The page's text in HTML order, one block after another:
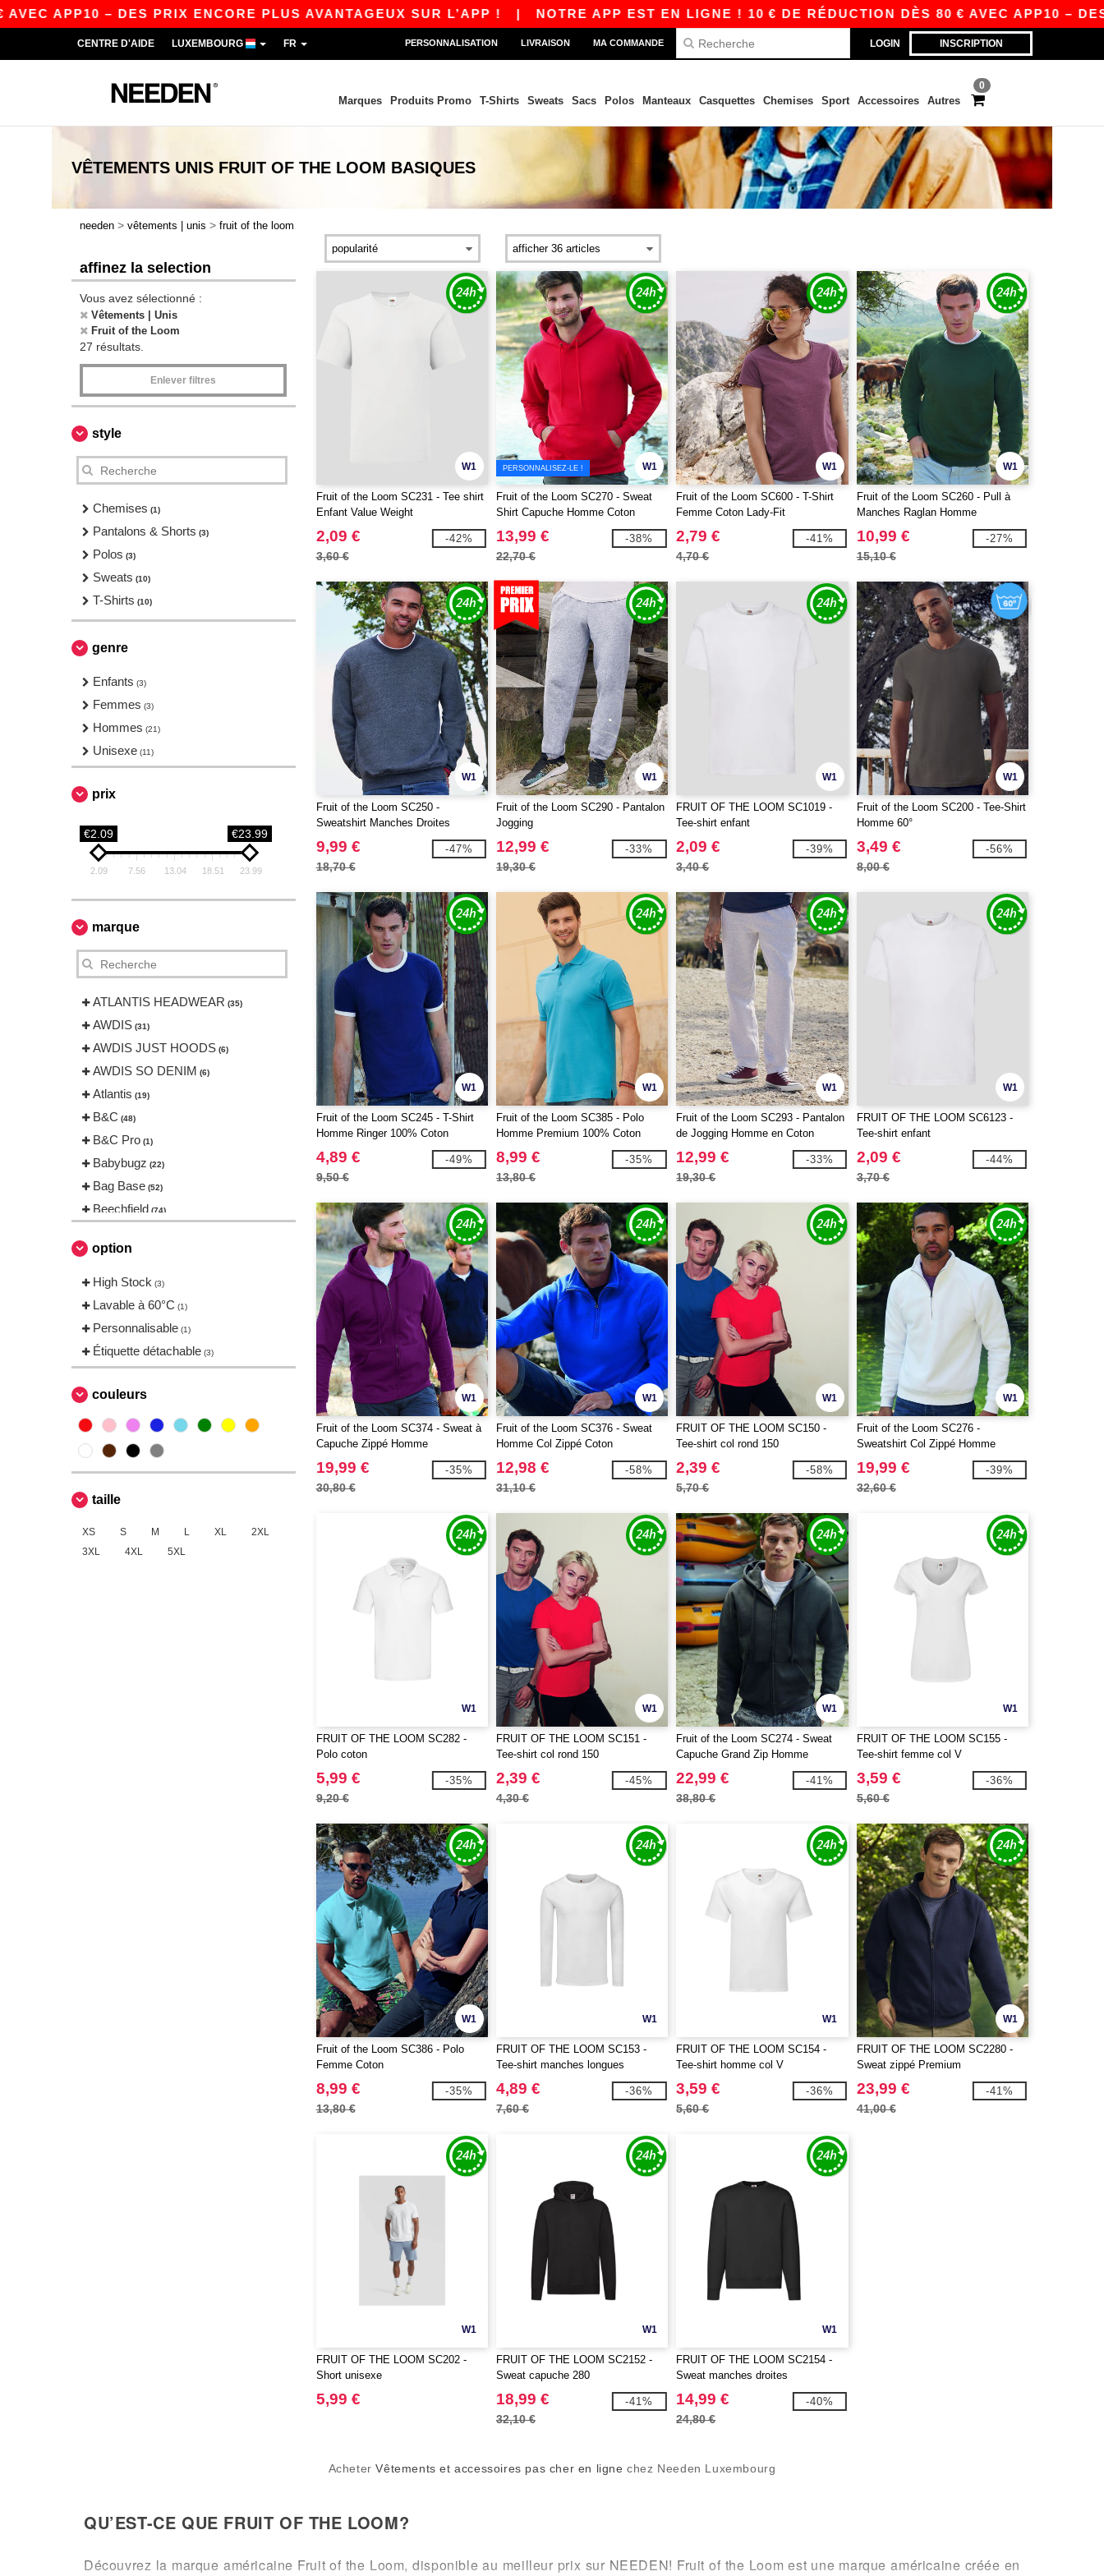
– DES PRIX ENCORE PLUS AVANTAGEUX SUR L’APP !|NOTRE APP EST EN LIGNE ! 10 € DE RÉDUCTION DÈS 80 € AVEC APP10 – DES PRIX
LOGIN INSCRIPTION
CENTRE D'AIDE LUXEMBOURG FR PERSONNALISATION LIVRAISON MA COMMANDE
0
Marques Produits Promo T-Shirts Sweats Sacs Polos Manteaux Casquettes Chemises Sport Accessoires Autres
VÊTEMENTS UNIS FRUIT OF THE LOOM BASIQUES
needen > vêtements | unis > fruit of the loom
affinez la selection
Vous avez sélectionné :
Vêtements | Unis
Fruit of the Loom
27 résultats.
Enlever filtres
style
Chemises (1)
Pantalons & Shorts (3)
Polos (3)
Sweats (10)
T-Shirts (10)
genre
Enfants (3)
Femmes (3)
Hommes (21)
Unisexe (11)
prix
€2.09 €23.99
2.09 7.56 13.04 18.51 23.99
marque
ATLANTIS HEADWEAR (35)
AWDIS (31)
AWDIS JUST HOODS (6)
AWDIS SO DENIM (6)
Atlantis (19)
B&C (48)
B&C Pro (1)
Babybugz (22)
Bag Base (52)
Beechfield (74)
Black&Match
Build Your Brand
CASE LOGIC (8)
CLUBCLASS (2)
CamelBak (3)
ECOLOGIE (2)
ESTEX (6)
EXCD BY PROMODORO
Elevate
Elevate Life
Elevate NXT
FRUIT OF THE LOOM VINTAGE
Skinnifit
Spiro
option
High Stock (3)
Lavable à 60°C (1)
Personnalisable (1)
Étiquette détachable (3)
couleurs
taille
XS S M L XL
2XL
3XL
4XL 5XL
W1
Fruit of the Loom SC231 - Tee shirt
Enfant Value Weight
2,09 €
3,60 €
-42%
W1
PERSONNALISEZ-LE !
Fruit of the Loom SC270 - Sweat
Shirt Capuche Homme Coton
13,99 €
22,70 €
-38%
W1
Fruit of the Loom SC600 - T-Shirt
Femme Coton Lady-Fit
2,79 €
4,70 €
-41%
W1
Fruit of the Loom SC260 - Pull à
Manches Raglan Homme
10,99 €
15,10 €
-27%
W1
Fruit of the Loom SC250 -
Sweatshirt Manches Droites
9,99 €
18,70 €
-47%
W1
Fruit of the Loom SC290 - Pantalon
Jogging
12,99 €
19,30 €
-33%
W1
FRUIT OF THE LOOM SC1019 -
Tee-shirt enfant
2,09 €
3,40 €
-39%
W1
Fruit of the Loom SC200 - Tee-Shirt
Homme 60°
3,49 €
8,00 €
-56%
W1
Fruit of the Loom SC245 - T-Shirt
Homme Ringer 100% Coton
4,89 €
9,50 €
-49%
W1
Fruit of the Loom SC385 - Polo
Homme Premium 100% Coton
8,99 €
13,80 €
-35%
W1
Fruit of the Loom SC293 - Pantalon
de Jogging Homme en Coton
12,99 €
19,30 €
-33%
W1
FRUIT OF THE LOOM SC6123 -
Tee-shirt enfant
2,09 €
3,70 €
-44%
W1
Fruit of the Loom SC374 - Sweat à
Capuche Zippé Homme
19,99 €
30,80 €
-35%
W1
Fruit of the Loom SC376 - Sweat
Homme Col Zippé Coton
12,98 €
31,10 €
-58%
W1
FRUIT OF THE LOOM SC150 -
Tee-shirt col rond 150
2,39 €
5,70 €
-58%
W1
Fruit of the Loom SC276 -
Sweatshirt Col Zippé Homme
Premium
19,99 €
32,60 €
-39%
W1
FRUIT OF THE LOOM SC282 -
Polo coton
5,99 €
9,20 €
-35%
W1
FRUIT OF THE LOOM SC151 -
Tee-shirt col rond 150
2,39 €
4,30 €
-45%
W1
Fruit of the Loom SC274 - Sweat
Capuche Grand Zip Homme
22,99 €
38,80 €
-41%
W1
FRUIT OF THE LOOM SC155 -
Tee-shirt femme col V
3,59 €
5,60 €
-36%
W1
Fruit of the Loom SC386 - Polo
Femme Coton
8,99 €
13,80 €
-35%
W1
FRUIT OF THE LOOM SC153 -
Tee-shirt manches longues
4,89 €
7,60 €
-36%
W1
FRUIT OF THE LOOM SC154 -
Tee-shirt homme col V
3,59 €
5,60 €
-36%
W1
FRUIT OF THE LOOM SC2280 -
Sweat zippé Premium
23,99 €
41,00 €
-41%
W1
FRUIT OF THE LOOM SC202 -
Short unisexe
5,99 €
W1
FRUIT OF THE LOOM SC2152 -
Sweat capuche 280
18,99 €
32,10 €
-41%
W1
FRUIT OF THE LOOM SC2154 -
Sweat manches droites
14,99 €
24,80 €
-40%
AcheterVêtements et accessoires pas cher en ligne chez Needen Luxembourg
QU’EST-CE QUE FRUIT OF THE LOOM?
Découvrez la marque américaine Fruit of the Loom, disponible au meilleur prix sur NEEDEN! Fruit of the Loom est une marque américaine créée en